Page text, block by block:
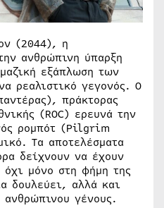
(2044), η
ανθρώπινη ύπαρξη
εξάπλωση των
ρεαλιστικό γεγονός. Ο
πράκτορας
(ROC) ερευνά την
ρομπότ (Pilgrim
Τα αποτελέσματα
δείχνουν να έχουν
όχι μόνο στη φήμη της
δουλεύει, αλλά και
γένους.